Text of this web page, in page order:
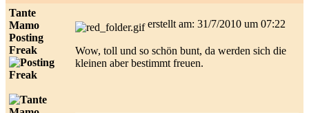
Tante
Mamo
Posting
Freak
erstellt am: 31/7/2010 um 07:22
Wow, toll und so schön bunt, da werden sich die
kleinen aber bestimmt freuen.